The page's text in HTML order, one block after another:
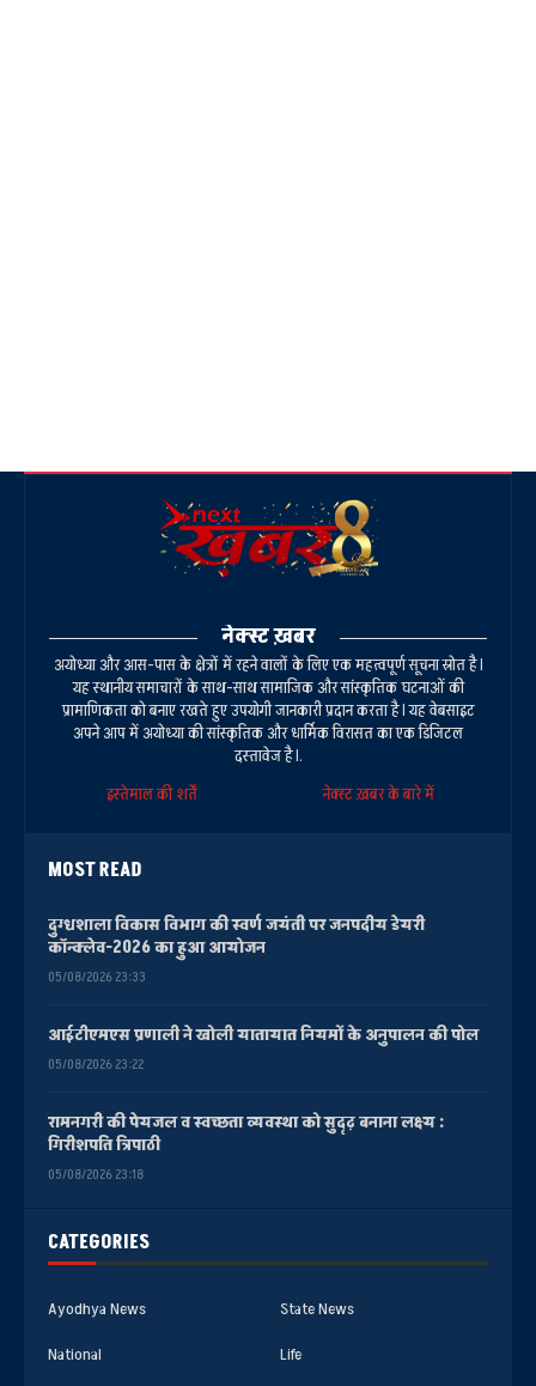
CATEGORIES
Ayodhya News
State News
National
Life
नेक्स्ट ख़बर
अयोध्या और आस-पास के क्षेत्रों में रहने वालों के लिए एक महत्वपूर्ण सूचना स्रोत है।
यह स्थानीय समाचारों के साथ-साथ सामाजिक और सांस्कृतिक घटनाओं की
प्रामाणिकता को बनाए रखते हुए उपयोगी जानकारी प्रदान करता है। यह वेबसाइट
अपने आप में अयोध्या की सांस्कृतिक और धार्मिक विरासत का एक डिजिटल
दस्तावेज है।.
इस्तेमाल की शर्तें
नेक्स्ट ख़बर के बारे में
MOST READ
दुग्धशाला विकास विभाग की स्वर्ण जयंती पर जनपदीय डेयरी
कॉन्क्लेव-2026 का हुआ आयोजन
05/08/2026 23:33
आईटीएमएस प्रणाली ने खोली यातायात नियमों के अनुपालन की पोल
05/08/2026 23:22
रामनगरी की पेयजल व स्वच्छता व्यवस्था को सुदृढ़ बनाना लक्ष्य :
गिरीशपति त्रिपाठी
05/08/2026 23:18